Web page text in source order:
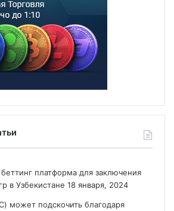
платформа для заключения
в Узбекистане 18 января, 2024
может подскочить благодаря